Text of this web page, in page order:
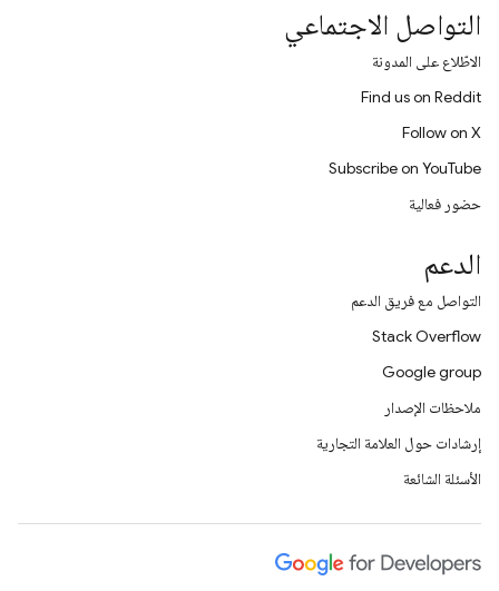
التواصل الاجتماعي
الاطّلاع على المدونة
Find us on Reddit
Follow on X
Subscribe on YouTube
حضور فعالية
الدعم
التواصل مع فريق الدعم
Stack Overflow
Google group
ملاحظات الإصدار
إرشادات حول العلامة التجارية
الأسئلة الشائعة